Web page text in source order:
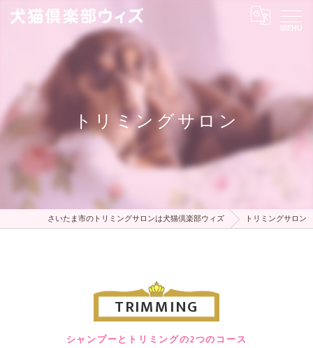
トリミングサロン
さいたま市のトリミングサロンは犬猫倶楽部ウィズ トリミングサロン
シャンプーとトリミングの2つのコース
TRIMMING